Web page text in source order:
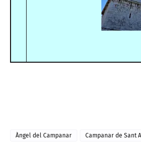
Àngel del Campanar Campanar de Sant